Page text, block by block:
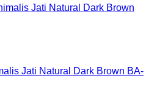
Jati Natural Dark Brown BA-